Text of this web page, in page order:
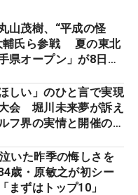
山茂樹、“平成の怪
輔氏ら参戦 夏の東北
県オープン」が8日開
しい」のひと言で実現
会 堀川未来夢が訴え
フ界の実情と開催の舞
いた昨季の悔しさを
歳・原敏之が初シー
まずはトップ10」